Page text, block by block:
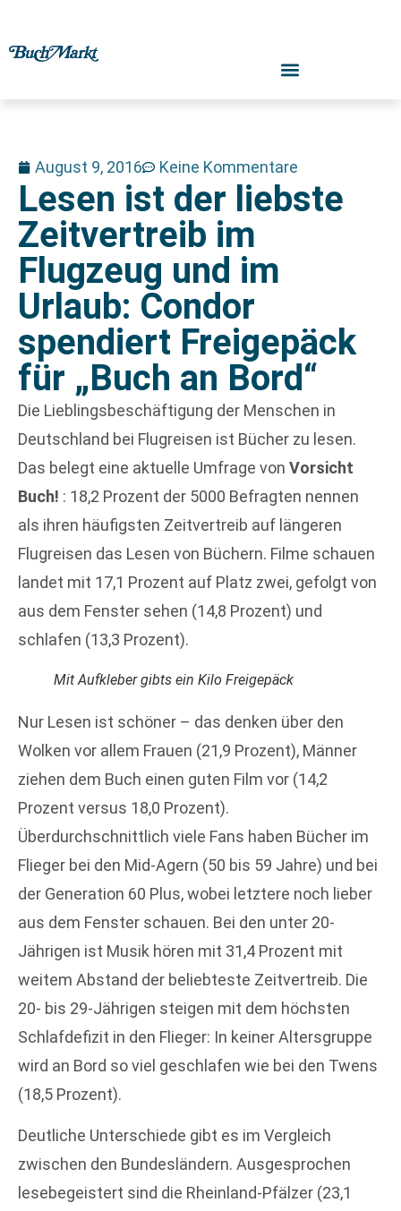
August 9, 2016 Keine Kommentare
Lesen ist der liebste
Zeitvertreib im
Flugzeug und im
Urlaub: Condor
spendiert Freigepäck
für „Buch an Bord“
Die Lieblingsbeschäftigung der Menschen in
Deutschland bei Flugreisen ist Bücher zu lesen.
Das belegt eine aktuelle Umfrage von Vorsicht
Buch! : 18,2 Prozent der 5000 Befragten nennen
als ihren häufigsten Zeitvertreib auf längeren
Flugreisen das Lesen von Büchern. Filme schauen
landet mit 17,1 Prozent auf Platz zwei, gefolgt von
aus dem Fenster sehen (14,8 Prozent) und
schlafen (13,3 Prozent).
Mit Aufkleber gibts ein Kilo Freigepäck
Nur Lesen ist schöner – das denken über den
Wolken vor allem Frauen (21,9 Prozent), Männer
ziehen dem Buch einen guten Film vor (14,2
Prozent versus 18,0 Prozent).
Überdurchschnittlich viele Fans haben Bücher im
Flieger bei den Mid-Agern (50 bis 59 Jahre) und bei
der Generation 60 Plus, wobei letztere noch lieber
aus dem Fenster schauen. Bei den unter 20-
Jährigen ist Musik hören mit 31,4 Prozent mit
weitem Abstand der beliebteste Zeitvertreib. Die
20- bis 29-Jährigen steigen mit dem höchsten
Schlafdefizit in den Flieger: In keiner Altersgruppe
wird an Bord so viel geschlafen wie bei den Twens
(18,5 Prozent).
Deutliche Unterschiede gibt es im Vergleich
zwischen den Bundesländern. Ausgesprochen
lesebegeistert sind die Rheinland-Pfälzer (23,1